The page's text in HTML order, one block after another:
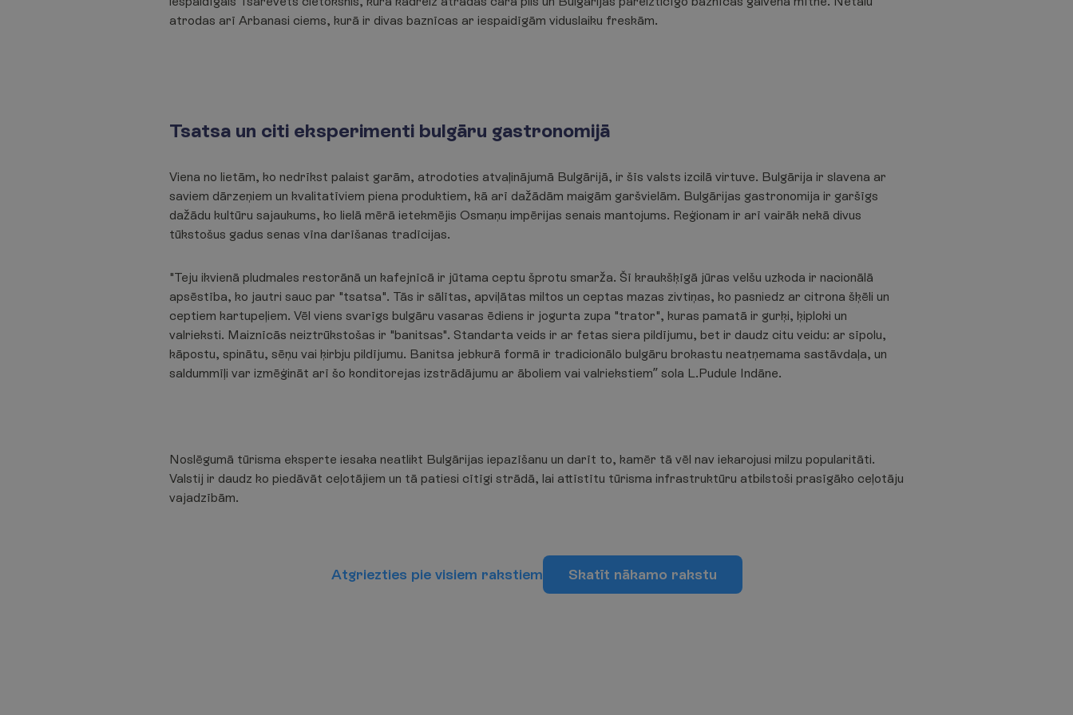
atrodas arī Arbanasi ciems, kurā ir divas baznīcas ar iespaidīgām viduslaiku freskām.
Tsatsa un citi eksperimenti bulgāru gastronomijā
Viena no lietām, ko nedrīkst palaist garām, atrodoties atvaļinājumā Bulgārijā, ir šīs valsts izcilā virtuve. Bulgārija ir slavena ar
saviem dārzeņiem un kvalitatīviem piena produktiem, kā arī dažādām maigām garšvielām. Bulgārijas gastronomija ir garšīgs
dažādu kultūru sajaukums, ko lielā mērā ietekmējis Osmaņu impērijas senais mantojums. Reģionam ir arī vairāk nekā divus
tūkstošus gadus senas vīna darīšanas tradīcijas.
"Teju ikvienā pludmales restorānā un kafejnīcā ir jūtama ceptu šprotu smarža. Šī kraukšķīgā jūras velšu uzkoda ir nacionālā
apsēstība, ko jautri sauc par "tsatsa". Tās ir sālītas, apviļātas miltos un ceptas mazas zivtiņas, ko pasniedz ar citrona šķēli un
ceptiem kartupeļiem. Vēl viens svarīgs bulgāru vasaras ēdiens ir jogurta zupa "trator", kuras pamatā ir gurķi, ķiploki un
valrieksti. Maiznīcās neiztrūkstošas ir "banitsas". Standarta veids ir ar fetas siera pildījumu, bet ir daudz citu veidu: ar sīpolu,
kāpostu, spinātu, sēņu vai ķirbju pildījumu. Banitsa jebkurā formā ir tradicionālo bulgāru brokastu neatņemama sastāvdaļa, un
saldummīļi var izmēģināt arī šo konditorejas izstrādājumu ar āboliem vai valriekstiem” sola L.Pudule Indāne.
Noslēgumā tūrisma eksperte iesaka neatlikt Bulgārijas iepazīšanu un darīt to, kamēr tā vēl nav iekarojusi milzu popularitāti.
Valstij ir daudz ko piedāvāt ceļotājiem un tā patiesi cītīgi strādā, lai attīstītu tūrisma infrastruktūru atbilstoši prasīgāko ceļotāju
vajadzībām.
Atgriezties pie visiem rakstiem Skatīt nākamo rakstu